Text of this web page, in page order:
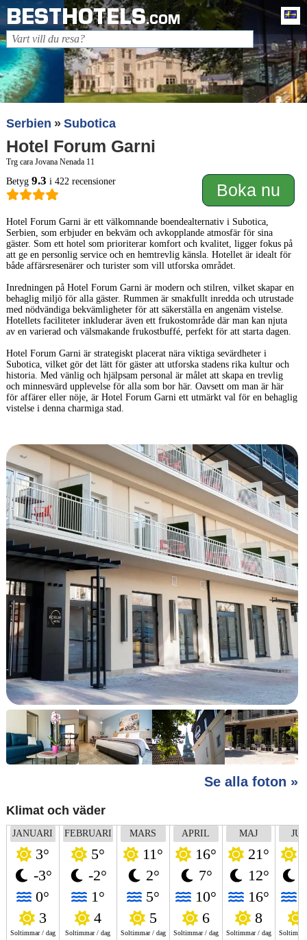
BESTHOTELS.COM
Serbien Subotica
Hotel Forum Garni
Trg cara Jovana Nenada 11
Betyg 9.3 i 422 recensioner Boka nu
Hotel Forum Garni är ett välkomnande boendealternativ i Subotica,
Serbien, som erbjuder en bekväm och avkopplande atmosfär för sina
gäster. Som ett hotel som prioriterar komfort och kvalitet, ligger fokus på
att ge en personlig service och en hemtrevlig känsla. Hotellet är idealt för
både affärsresenärer och turister som vill utforska området.
Inredningen på Hotel Forum Garni är modern och stilren, vilket skapar en
behaglig miljö för alla gäster. Rummen är smakfullt inredda och utrustade
med nödvändiga bekvämligheter för att säkerställa en angenäm vistelse.
Hotellets faciliteter inkluderar även ett frukostområde där man kan njuta
av en varierad och välsmakande frukostbuffé, perfekt för att starta dagen.
Hotel Forum Garni är strategiskt placerat nära viktiga sevärdheter i
Subotica, vilket gör det lätt för gäster att utforska stadens rika kultur och
historia. Med vänlig och hjälpsam personal är målet att skapa en trevlig
och minnesvärd upplevelse för alla som bor här. Oavsett om man är här
för affärer eller nöje, är Hotel Forum Garni ett utmärkt val för en behaglig
vistelse i denna charmiga stad.
Se alla foton »
Klimat och väder
JANUARI
3°
-3°
0°
3
Soltimmar / dag
FEBRUARI
5°
-2°
1°
4
Soltimmar / dag
MARS
11°
2°
5°
5
Soltimmar / dag
APRIL
16°
7°
10°
6
Soltimmar / dag
MAJ
21°
12°
16°
8
Soltimmar / dag